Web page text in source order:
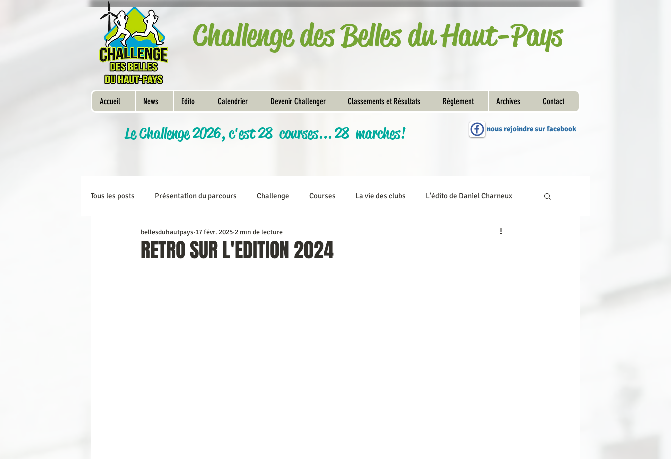
Challenge des Belles du Haut-Pays
Accueil News Edito Calendrier Devenir Challenger Classements et Résultats Règlement Archives Contact
Le Challenge 2026, c'est 28 courses... 28 marches! nous rejoindre sur facebook
Tous les posts Présentation du parcours Challenge Courses La vie des clubs L'édito de Daniel Charneux
Préinscriptions Coup d’œil dans le rétro Classements
RETRO SUR L'EDITION 2024
bellesduhautpays 17 févr. 2025 2 min de lecture